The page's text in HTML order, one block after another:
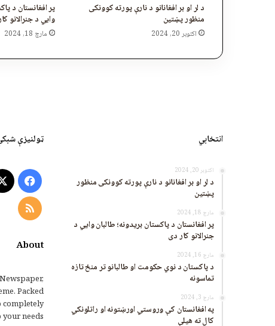
د لر او بر افغانانو د نارې پورته کوونکی
منظور پښتین
اکتوبر 20, 2024
پر افغانستان د
وايي د جنرالانو
مارچ 18, 2024
انتخابي
اکتوبر 20, 2024
د لر او بر افغانانو د نارې پورته کوونکی منظور
پښتین
مارچ 18, 2024
پر افغانستان د پاکستان بریدونه؛ طالبان وايي د
جنرالانو کار دی
مارچ 16, 2024
د پاکستان د نوي حکومت او طالبانو تر منځ تازه
تماسونه
مارچ 3, 2024
په افغانستان کې وروستي اورښتونه او راتلونکي
کال ته هیلې
ټولنیزې
RSS
About
Packed
completely
needs.